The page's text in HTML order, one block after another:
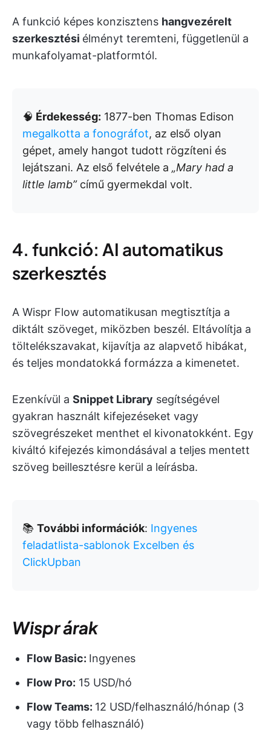
A funkció képes konzisztens hangvezérelt
szerkesztési élményt teremteni, függetlenül a
munkafolyamat-platformtól.
🧠 Érdekesség: 1877-ben Thomas Edison
megalkotta a fonográfot, az első olyan
gépet, amely hangot tudott rögzíteni és
lejátszani. Az első felvétele a „Mary had a
little lamb”című gyermekdal volt.
4. funkció: AI automatikus
szerkesztés
A Wispr Flow automatikusan megtisztítja a
diktált szöveget, miközben beszél. Eltávolítja a
töltelékszavakat, kijavítja az alapvető hibákat,
és teljes mondatokká formázza a kimenetet.
Ezenkívül a Snippet Library segítségével
gyakran használt kifejezéseket vagy
szövegrészeket menthet el kivonatokként. Egy
kiváltó kifejezés kimondásával a teljes mentett
szöveg beillesztésre kerül a leírásba.
📚 További információk: Ingyenes
feladatlista-sablonok Excelben és
ClickUpban
Wispr árak
Flow Basic: Ingyenes
Flow Pro: 15 USD/hó
Flow Teams: 12 USD/felhasználó/hónap (3
vagy több felhasználó)